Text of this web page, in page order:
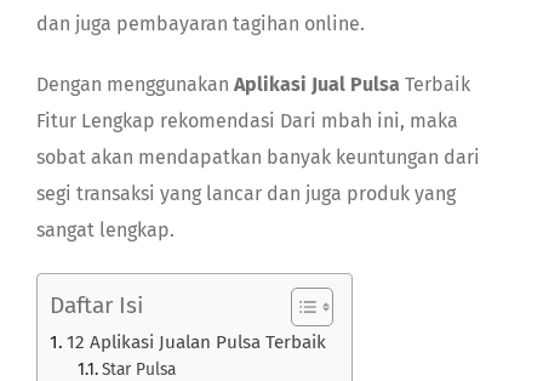
dan juga pembayaran tagihan online.
Dengan menggunakan Aplikasi Jual Pulsa Terbaik
Fitur Lengkap rekomendasi Dari mbah ini, maka
sobat akan mendapatkan banyak keuntungan dari
segi transaksi yang lancar dan juga produk yang
sangat lengkap.
Daftar Isi
12 Aplikasi Jualan Pulsa Terbaik
Star Pulsa